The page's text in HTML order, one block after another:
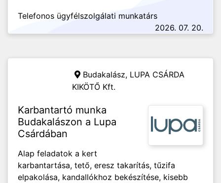
Telefonos ügyfélszolgálati munkatárs
2026. 07. 20.
Budakalász, LUPA CSÁRDA
KIKÖTŐ Kft.
Karbantartó munka
Budakalászon a Lupa
Csárdában
Alap feladatok a kert
karbantartása, tető, eresz takarítás, tűzifa
elpakolása, kandallókhoz bekészítése, kisebb